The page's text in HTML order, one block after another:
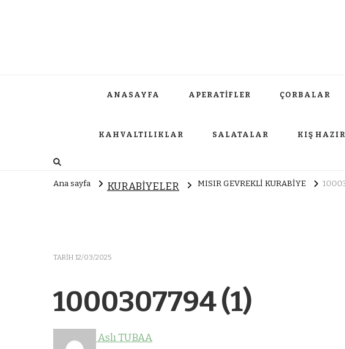
ANASAYFA APERATİFLER ÇORBALAR
KAHVALTILIKLAR SALATALAR KIŞ
Ana sayfa KURABİYELER MISIR GEVREKLİ KURABİYE
TARIH 12/03/2025
1000307794 (1)
Aslı TUBAA